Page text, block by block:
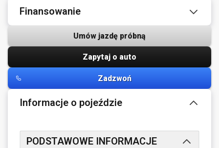
Finansowanie
Umów jazdę próbną
Zapytaj o auto
Zadzwoń
Informacje o pojeździe
PODSTAWOWE INFORMACJE